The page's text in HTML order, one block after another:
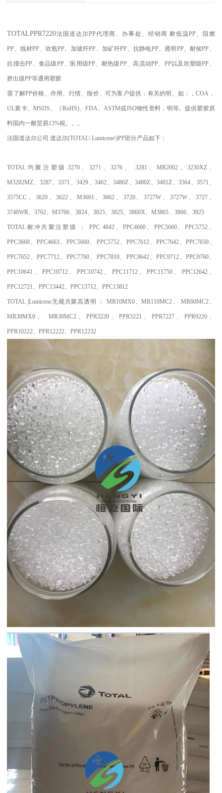
TOTALPPR7220法国道达尔PP代理商、办事处、经销商 耐低温PP 、阻燃
PP 、线材PP、吹瓶PP、加玻纤PP 、加矿纤PP 、抗静电PP、透明 PP、耐候PP 、
抗撞击PP 、食品级PP、医用级PP、耐热级PP、高流动PP、 PP 以及吹塑级PP 、
挤出级PP等通用塑胶
需了解PP价格、作用、行情、报价、可为客户提供：有关的明、如：，COA ，
UL黄卡、 MSDS、 （ RoHS)、 FDA、ASTM或ISO物性资料，明等。提供塑胶原
料国内一般贸易13%税。。。
法国道达尔公司 道达尔(TOTAL\ Lumicene\)PP部分产品如下：
TOTAL 均聚注塑级 :3270、 3271 、3276 、 3281 、 MR2002、3230XZ 、
M3282MZ、3287、3371 、3429、3462、3480Z、3480Z、3481Z、3564、3571 、
3575CC 、 3620、3622 、 M3661 、3662 、 3720、3727W 、 3727W、 3727、
3740WR、3762、M3766、3824、3825、3825、3860X、M3865、3866、3925
TOTAL 耐冲共聚注塑级 ：PPC 4642 、PPC4660 、 PPC5660、PPC5752 、
PPC3660、PPC4663、PPC5660、 PPC5752、 PPC7612、 PPC7642、 PPC7650、
PPC7652、PPC7712、PPC7760、 PPC7810、 PPC9642、 PPC9712、 PPC9760、
PPC10641 、 PPC10712、PPC10742 、 PPC11712、PPC11750 、 PPC12642、
PPC12721、PPC13442、PPC13712、PPC13812
TOTAL |Lumicene无规共聚高透明 ： MR10MX0、MR110MC2、 MR60MC2、
MR30MX0 、MR30MC2 、PPR3220 、 PPR3221 、 PPR7227、 PPR9220、
PPR10222、PPR12222、PPR12232